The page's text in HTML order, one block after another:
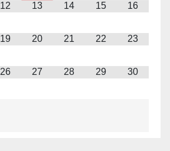
12 13 14 15 16
19 20 21 22 23
26 27 28 29 30